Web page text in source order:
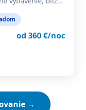
od 360 €/noc
→